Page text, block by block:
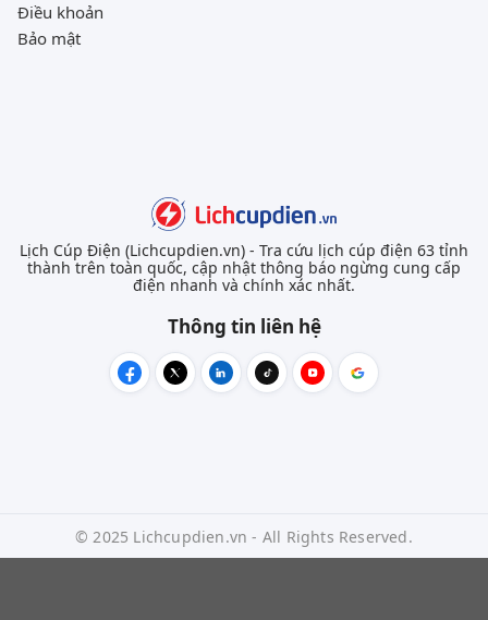
Điều khoản
Bảo mật
Lịch Cúp Điện (Lichcupdien.vn) - Tra cứu lịch cúp điện 63 tỉnh
thành trên toàn quốc, cập nhật thông báo ngừng cung cấp
điện nhanh và chính xác nhất.
Thông tin liên hệ
© 2025 Lichcupdien.vn - All Rights Reserved.